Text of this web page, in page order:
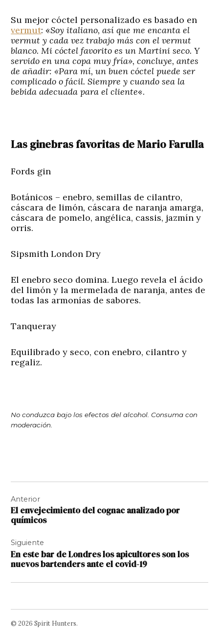
Su mejor cóctel personalizado es basado en
vermut: «Soy italiano, así que me encanta el
vermut y cada vez trabajo más con el vermut
blanco. Mi cóctel favorito es un Martini seco. Y
servido en una copa muy fría», concluye, antes
de añadir: «Para mí, un buen cóctel puede ser
complicado o fácil. Siempre y cuando sea la
bebida adecuada para el cliente«.
Las ginebras favoritas de Mario Farulla
Fords gin
Botánicos – enebro, semillas de cilantro,
cáscara de limón, cáscara de naranja amarga,
cáscara de pomelo, angélica, cassis, jazmín y
orris.
Sipsmith London Dry
El enebro seco domina. Luego revela el ácido
del limón y la mermelada de naranja, antes de
todas las armonías de sabores.
Tanqueray
Equilibrado y seco, con enebro, cilantro y
regaliz.
No conduzca bajo los efectos del alcohol. Consuma con
moderación.
de
entradas
Anterior
El envejecimiento del cognac analizado por
químicos
Siguiente
En este bar de Londres los apicultores son los
nuevos bartenders ante el covid-19
© 2026 Spirit Hunters.